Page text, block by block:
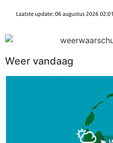
Weer vandaag